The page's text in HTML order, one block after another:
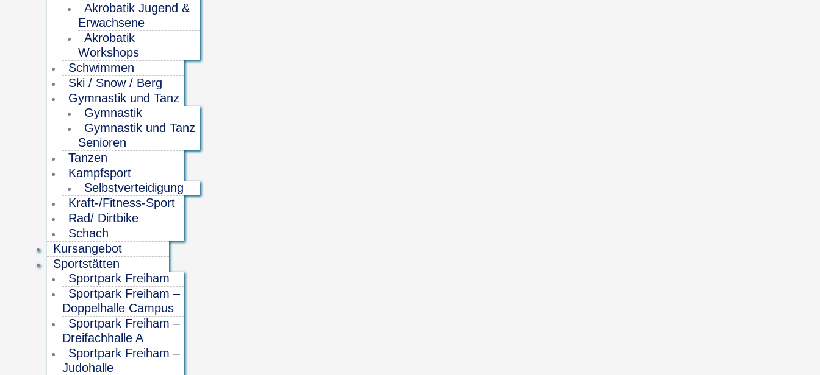
Akrobatik Jugend &
Erwachsene
Akrobatik
Workshops
Schwimmen
Ski / Snow / Berg
Gymnastik und Tanz
Gymnastik
Gymnastik und Tanz
Senioren
Tanzen
Kampfsport
Selbstverteidigung
Kraft-/Fitness-Sport
Rad/ Dirtbike
Schach
Kursangebot
Sportstätten
Sportpark Freiham
Sportpark Freiham –
Doppelhalle Campus
Sportpark Freiham –
Dreifachhalle A
Sportpark Freiham –
Judohalle